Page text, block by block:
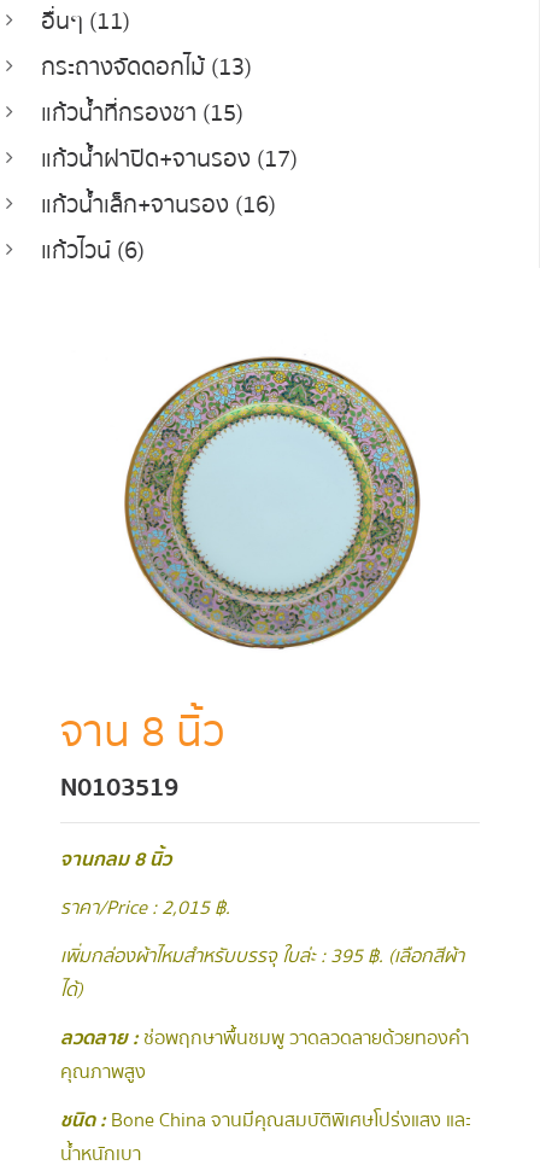
อื่นๆ (11)
กระถางจัดดอกไม้ (13)
แก้วน้ำที่กรองชา (15)
แก้วน้ำฝาปิด+จานรอง (17)
แก้วน้ำเล็ก+จานรอง (16)
แก้วไวน์ (6)
จาน 8 นิ้ว
N0103519
จานกลม 8 นิ้ว
ราคา/Price : 2,015 ฿.
เพิ่มกล่องผ้าไหมสำหรับบรรจุ ใบล่ะ : 395 ฿. (เลือกสีผ้า
ได้)
ลวดลาย :ช่อพฤกษาพื้นชมพู วาดลวดลายด้วยทองคำ
คุณภาพสูง
ชนิด :Bone China จานมีคุณสมบัติพิเศษโปร่งแสง และ
น้ำหนักเบา